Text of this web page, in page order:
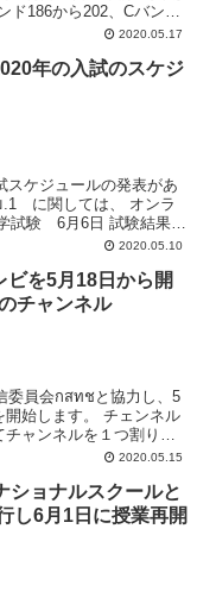
ド186から202、Cバンド
2020.05.17
年の入試のスケジ
スケジュールの発表があ
に関しては、 オンラ
試験 6月6日 試験結果発
2020.05.10
ビを5月18日から開
チャンネル
委員会กสทชと協力し、5
開始します。 チェンネル
ャンネルを１つ割り当
2020.05.15
ショナルスクールと
し6月1日に授業再開